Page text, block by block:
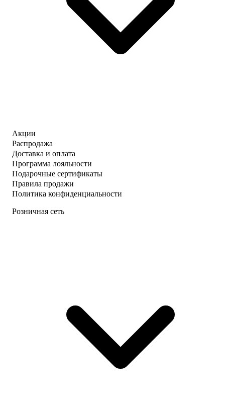
Акции
Распродажа
Доставка и оплата
Программа лояльности
Подарочные сертификаты
Правила продажи
Политика конфиденциальности
Розничная сеть